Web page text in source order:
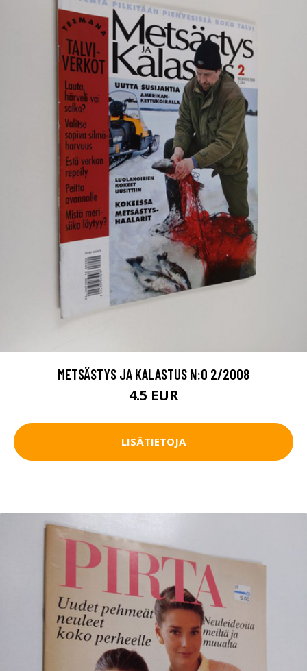
METSÄSTYS JA KALASTUS N:O 2/2008
4.5 EUR
LISÄTIETOJA